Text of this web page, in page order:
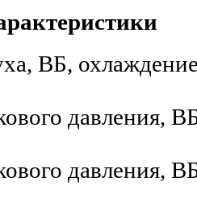
ВБ,
давления,
давления,